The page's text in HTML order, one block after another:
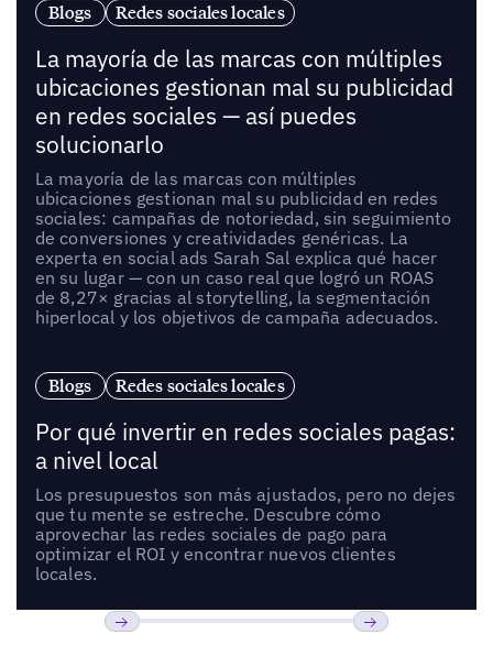
Blogs Redes sociales locales
La mayoría de las marcas con múltiples
ubicaciones gestionan mal su publicidad
en redes sociales — así puedes
solucionarlo
La mayoría de las marcas con múltiples
ubicaciones gestionan mal su publicidad en redes
sociales: campañas de notoriedad, sin seguimiento
de conversiones y creatividades genéricas. La
experta en social ads Sarah Sal explica qué hacer
en su lugar — con un caso real que logró un ROAS
de 8,27× gracias al storytelling, la segmentación
hiperlocal y los objetivos de campaña adecuados.
Blogs Redes sociales locales
Por qué invertir en redes sociales pagas:
a nivel local
Los presupuestos son más ajustados, pero no dejes
que tu mente se estreche. Descubre cómo
aprovechar las redes sociales de pago para
optimizar el ROI y encontrar nuevos clientes
locales.